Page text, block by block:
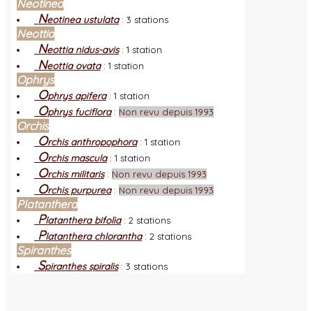
Neotinea
Neotinea ustulata: 3 stations
Neottia
Neottia nidus-avis: 1 station
Neottia ovata: 1 station
Ophrys
Ophrys apifera: 1 station
Ophrys fuciflora: Non revu depuis 1993
Orchis
Orchis anthropophora: 1 station
Orchis mascula: 1 station
Orchis militaris: Non revu depuis 1993
Orchis purpurea: Non revu depuis 1993
Platanthera
Platanthera bifolia: 2 stations
Platanthera chlorantha: 2 stations
Spiranthes
Spiranthes spiralis: 3 stations